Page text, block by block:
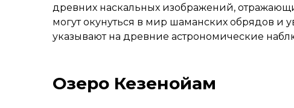
древних наскальных изображений,
могут окунуться в мир шаманских обрядов и
указывают на древние астрономические
Озеро Кезенойам